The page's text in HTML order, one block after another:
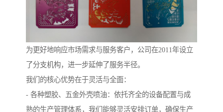
为更好地响应市场需求与服务客户，公司在2011年设立
了分支机构，进一步延伸了服务半径。
我们的核心优势在于灵活与全面：
- 各种塑胶、五金外壳喷油：依托齐全的设备配置与成
熟的生产管理体系，我们能够灵活安排订单，确保生产